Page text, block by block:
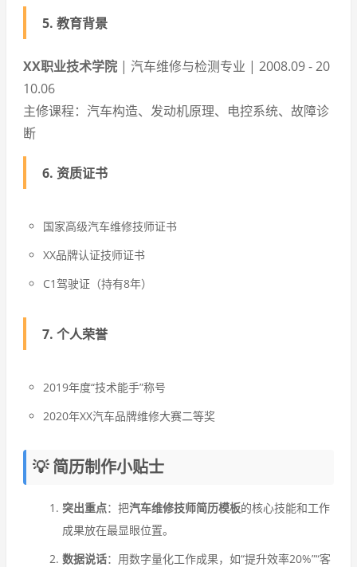
5. 教育背景
XX职业技术学院 | 汽车维修与检测专业 | 2008.09 - 20
10.06
主修课程：汽车构造、发动机原理、电控系统、故障诊
断
6. 资质证书
国家高级汽车维修技师证书
XX品牌认证技师证书
C1驾驶证（持有8年）
7. 个人荣誉
2019年度“技术能手”称号
2020年XX汽车品牌维修大赛二等奖
💡 简历制作小贴士
突出重点：把汽车维修技师简历模板的核心技能和工作
成果放在最显眼位置。
数据说话：用数字量化工作成果，如“提升效率20%”“客